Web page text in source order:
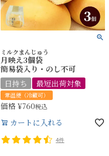
ミルクまんじゅう
月映え3個袋
簡易袋入り・のし不可
日持ち
最短出荷対象
常温便（冷蔵可）
価格¥760税込
カートに入れる
4件